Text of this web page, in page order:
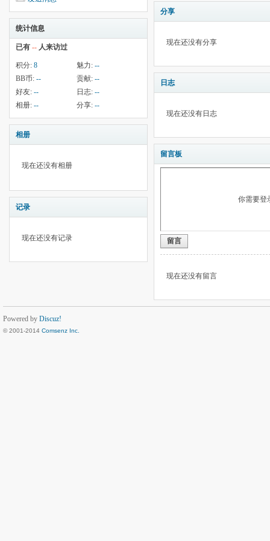
统计信息
已有 -- 人来访过
积分: 8 魅力:--
BB币: -- 贡献:--
好友: -- 日志:--
相册: -- 分享:--
相册
现在还没有相册
记录
现在还没有记录
分享
现在还没有分享
日志
现在还没有日志
留言板
你需要登
留言
现在还没有留言
Powered by Discuz!
© 2001-2014 Comsenz Inc.